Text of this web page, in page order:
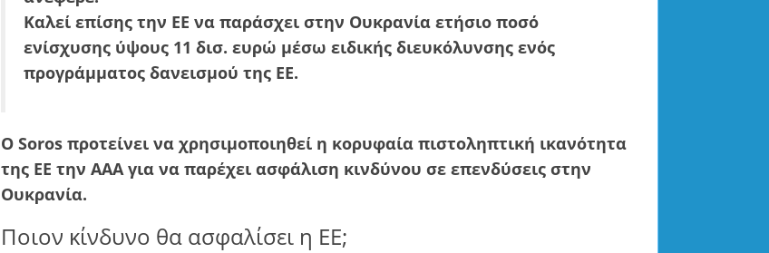
Καλεί επίσης την ΕΕ να παράσχει στην Ουκρανία ετήσιο ποσό
ενίσχυσης ύψους 11 δισ. ευρώ μέσω ειδικής διευκόλυνσης ενός
προγράμματος δανεισμού της ΕΕ.
Ο Soros προτείνει να χρησιμοποιηθεί η κορυφαία πιστοληπτική ικανότητα
της ΕΕ την ΑΑΑ για να παρέχει ασφάλιση κινδύνου σε επενδύσεις στην
Ουκρανία.
Ποιον κίνδυνο θα ασφαλίσει η ΕΕ;